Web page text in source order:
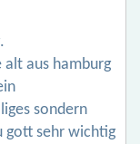
aus hamburg
sondern
gott sehr wichtig